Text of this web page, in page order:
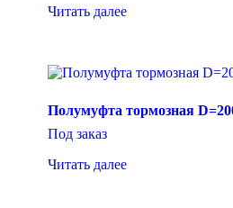
Читать далее
Полумуфта тормозная
Под заказ
Читать далее